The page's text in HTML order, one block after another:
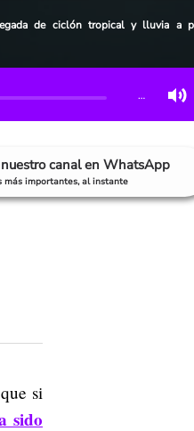
de ciclón tropical y lluvia a
…
canal en WhatsApp
más importantes, al instante
si
sido